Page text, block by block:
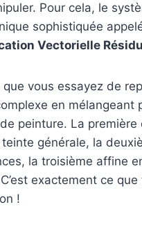
Pour cela, le
sophistiquée
Vectorielle
que vous essayez de
en mélangeant
peinture. La première
générale, la
la troisième affine
exactement ce que
!